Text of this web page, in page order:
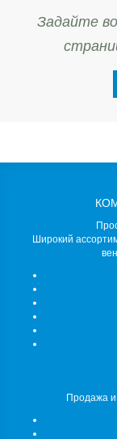
Задайте
Широкий
Продажа и